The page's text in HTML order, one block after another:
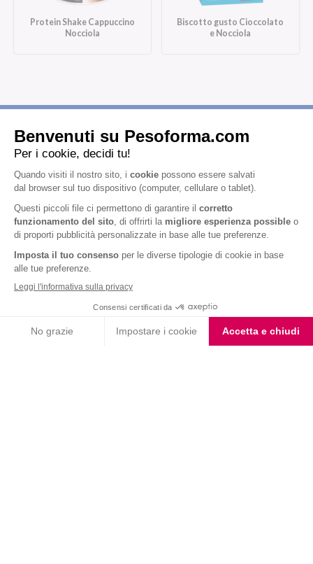
Protein Shake Cappuccino
Nocciola
Biscotto gusto Cioccolato
e Nocciola
Iscriviti alla newsletter
informativa privacy
, acconsento all'iscrizione alla newsletter
periodica di Nutrition et Santé
Nutrition & Sante' Italia Spa